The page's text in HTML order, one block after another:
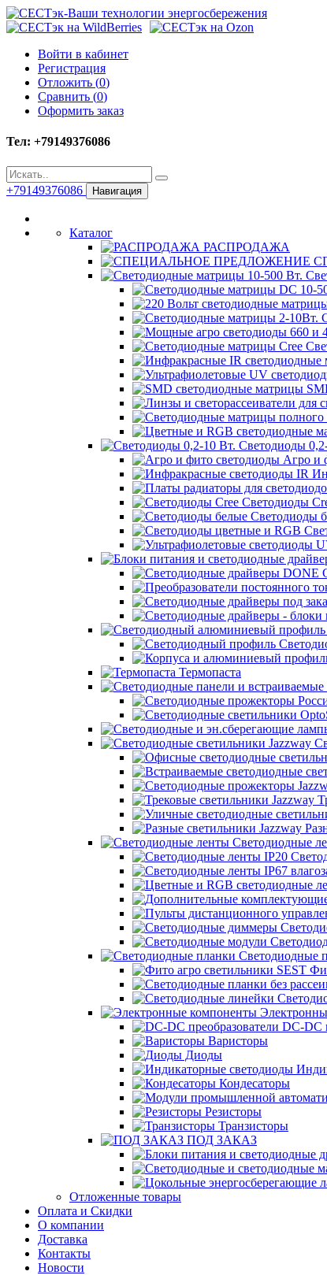
Войти в кабинет
Регистрация
Отложить (0)
Сравнить (0)
Оформить заказ
Тел: +79149376086
+79149376086 Навигация
Каталог
РАСПРОДАЖА
Светодиоды
Агро и
Светодиоды
Светодиоды
Термопаста
Светодиодные
Светодиодные
DC-DC
Варисторы
Диоды
Кондесаторы
Резисторы
Транзисторы
ПОД ЗАКАЗ
Отложенные товары
Оплата и Скидки
О компании
Доставка
Контакты
Новости